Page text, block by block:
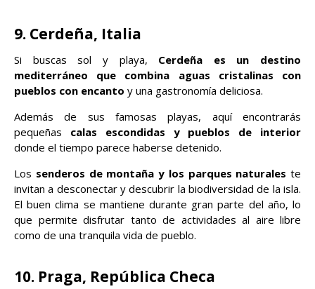
9. Cerdeña, Italia
Si buscas sol y playa, Cerdeña es un destino
mediterráneo que combina aguas cristalinas con
pueblos con encanto y una gastronomía deliciosa.
Además de sus famosas playas, aquí encontrarás
pequeñas calas escondidas y pueblos de interior
donde el tiempo parece haberse detenido.
Los senderos de montaña y los parques naturales te
invitan a desconectar y descubrir la biodiversidad de la isla.
El buen clima se mantiene durante gran parte del año, lo
que permite disfrutar tanto de actividades al aire libre
como de una tranquila vida de pueblo.
10. Praga, República Checa